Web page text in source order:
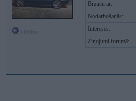
Braucu ar:
Nodarbošanās:
Intereses:
Ziņojumi forumā: